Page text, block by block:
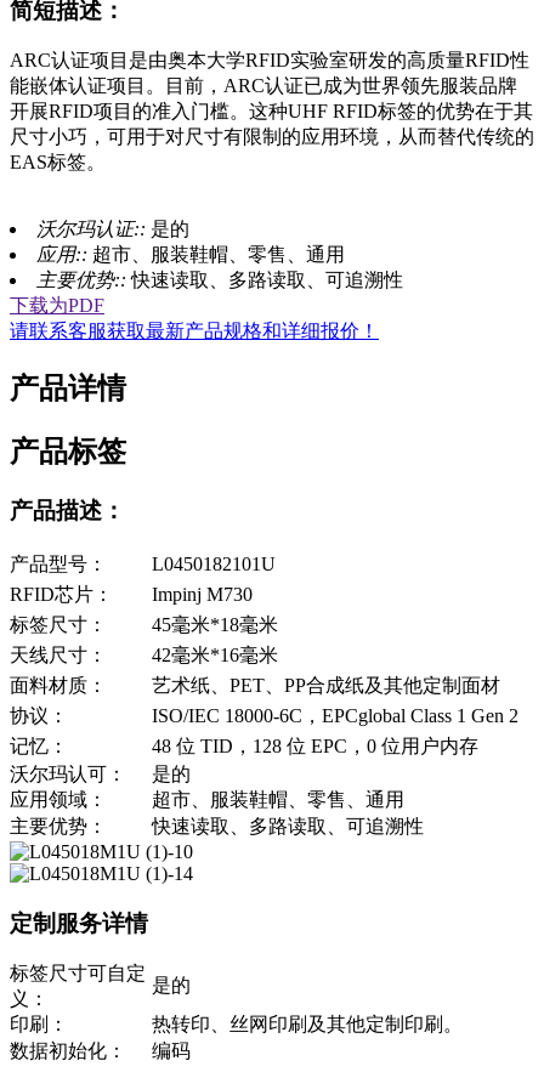
简短描述：
ARC认证项目是由奥本大学RFID实验室研发的高质量RFID性
能嵌体认证项目。目前，ARC认证已成为世界领先服装品牌
开展RFID项目的准入门槛。这种UHF RFID标签的优势在于其
尺寸小巧，可用于对尺寸有限制的应用环境，从而替代传统的
EAS标签。
沃尔玛认证:: 是的
应用:: 超市、服装鞋帽、零售、通用
主要优势::快速读取、多路读取、可追溯性
下载为PDF
请联系客服获取最新产品规格和详细报价！
产品详情
产品标签
产品描述：
产品型号：
L0450182101U
RFID芯片：
Impinj M730
标签尺寸：
45毫米*18毫米
天线尺寸：
42毫米*16毫米
面料材质：
艺术纸、PET、PP合成纸及其他定制面材
协议：
ISO/IEC 18000-6C，EPCglobal Class 1 Gen 2
记忆：
48 位 TID，128 位 EPC，0 位用户内存
沃尔玛认可：
是的
应用领域：
超市、服装鞋帽、零售、通用
主要优势：
快速读取、多路读取、可追溯性
定制服务详情
标签尺寸可自定
义：
是的
印刷：
热转印、丝网印刷及其他定制印刷。
数据初始化：
编码